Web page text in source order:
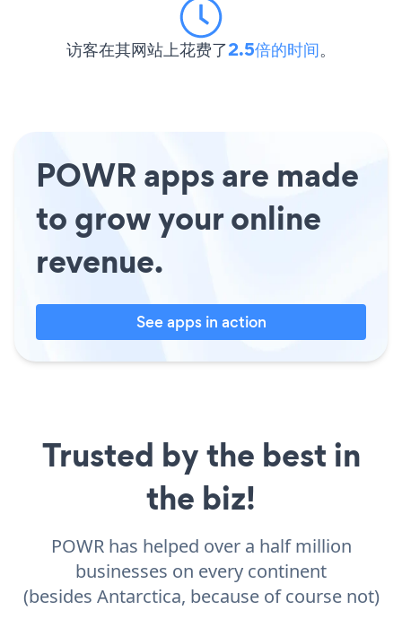
访客在其网站上花费了2.5倍的时间。
POWR apps are made
to grow your online
revenue.
See apps in action
Trusted by the best in
the biz!
POWR has helped over a half million
businesses on every continent
(besides Antarctica, because of course not)